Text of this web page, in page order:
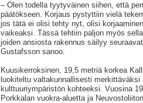
– Olen todella tyytyväinen siihen, että
päätökseen. Korjaus pystyttiin vielä
jos tätä ei olisi tehty nyt, olisi
vaikeaksi. Tässä tehtiin paljon myös
joiden ansiosta rakennus säilyy
Gustafsson sanoo.
Kuusikerroksinen, 19,5 metriä korkea
luokiteltu valtakunnallisesti merkittäväksi
kulttuuriympäristön kohteeksi. Vuosina
Porkkalan vuokra-aluetta ja